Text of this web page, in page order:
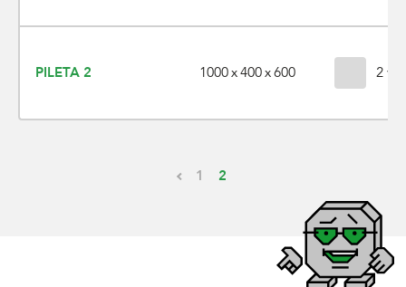
PILETA 2 1000 x 400 x 600 2
1 2